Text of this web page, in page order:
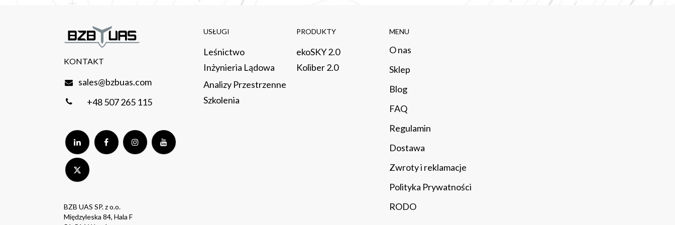
BZB UAS SP. z o.o.
Międzyleska 84, Hala F
USŁUGI
Leśnictwo
Inżynieria Lądowa
Analizy Przestrzenne
Szkolenia
KONTAKT
sales@bzbuas.com
+48 507 265 115
MENU
O nas
Sklep
​Blog
FAQ
Regulamin
Dostawa
Zwroty i reklamacje
Polityka Prywatności
RODO
PRODUKTY
ekoSKY 2.0
Koliber 2.0